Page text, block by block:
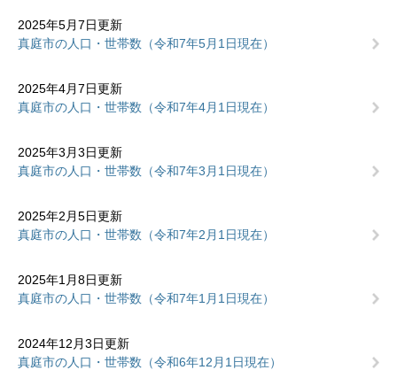
2025年5月7日更新
真庭市の人口・世帯数（令和7年5月1日現在）
2025年4月7日更新
真庭市の人口・世帯数（令和7年4月1日現在）
2025年3月3日更新
真庭市の人口・世帯数（令和7年3月1日現在）
2025年2月5日更新
真庭市の人口・世帯数（令和7年2月1日現在）
2025年1月8日更新
真庭市の人口・世帯数（令和7年1月1日現在）
2024年12月3日更新
真庭市の人口・世帯数（令和6年12月1日現在）